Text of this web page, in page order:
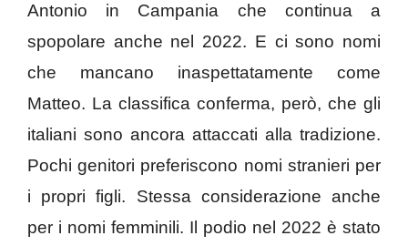
Antonio in Campania che continua a
spopolare anche nel 2022. E ci sono nomi
che mancano inaspettatamente come
Matteo. La classifica conferma, però, che gli
italiani sono ancora attaccati alla tradizione.
Pochi genitori preferiscono nomi stranieri per
i propri figli. Stessa considerazione anche
per i nomi femminili. Il podio nel 2022 è stato